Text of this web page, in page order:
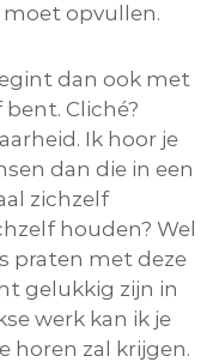
moet opvullen.
dan ook met
Cliché?
Ik hoor je
dan die in een
zichzelf
houden? Wel
praten met deze
gelukkig zijn in
werk kan ik je
horen zal krijgen.